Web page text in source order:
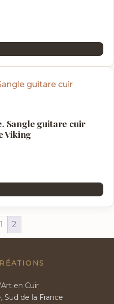
Sangle guitare cuir
Viking
1 2
en Cuir
Sud de la France